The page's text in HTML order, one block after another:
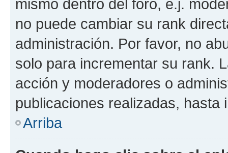
mismo dentro del foro, e.j.
no puede cambiar su rank
administración. Por favor, no
solo para incrementar su rank.
acción y moderadores o
publicaciones realizadas, hasta
Arriba